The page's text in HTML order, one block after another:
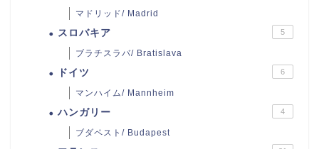
マドリッド/ Madrid
スロバキア 5
ブラチスラバ/ Bratislava
ドイツ 6
マンハイム/ Mannheim
ハンガリー 4
ブダペスト/ Budapest